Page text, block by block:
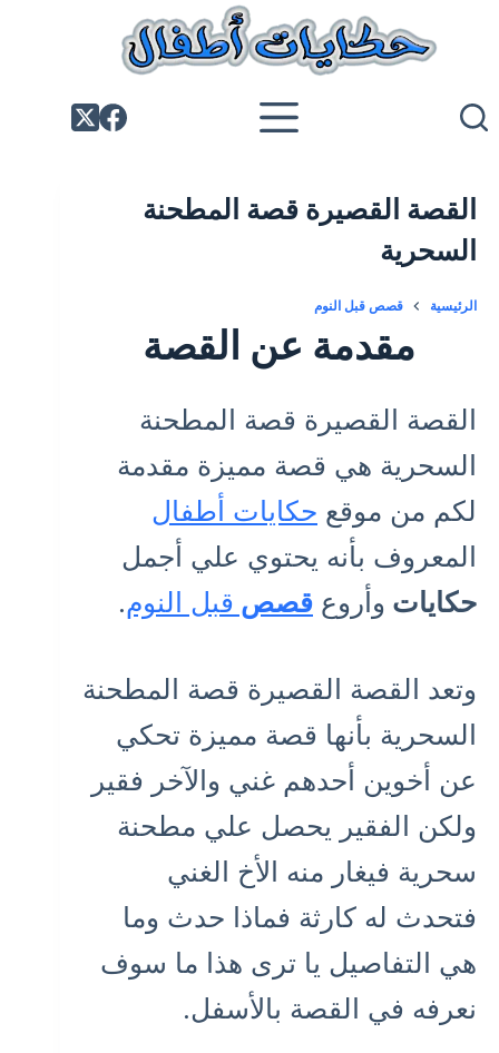
المحتوى
القصة القصيرة قصة المطحنة
السحرية
الرئيسية قصص قبل النوم
مقدمة عن القصة
القصة القصيرة قصة المطحنة
السحرية هي قصة مميزة مقدمة
لكم من موقع حكايات أطفال
المعروف بأنه يحتوي علي أجمل
حكايات وأروع قصص قبل النوم.
وتعد القصة القصيرة قصة المطحنة
السحرية بأنها قصة مميزة تحكي
عن أخوين أحدهم غني والآخر فقير
ولكن الفقير يحصل علي مطحنة
سحرية فيغار منه الأخ الغني
فتحدث له كارثة فماذا حدث وما
هي التفاصيل يا ترى هذا ما سوف
نعرفه في القصة بالأسفل.